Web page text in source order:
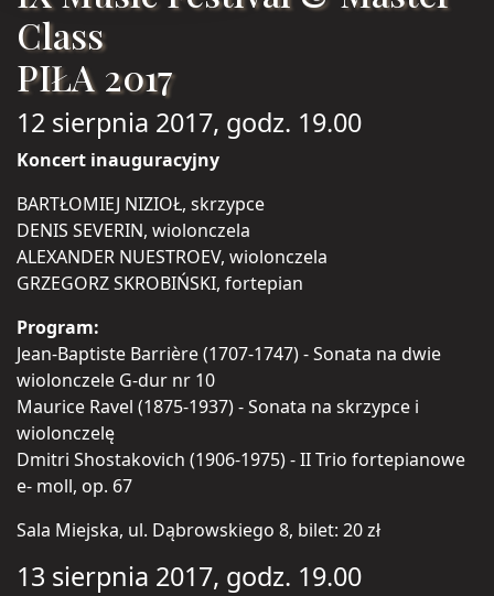
Class
PIŁA 2017
12 sierpnia 2017, godz. 19.00
Koncert inauguracyjny
BARTŁOMIEJ NIZIOŁ, skrzypce
DENIS SEVERIN, wiolonczela
ALEXANDER NUESTROEV, wiolonczela
GRZEGORZ SKROBIŃSKI, fortepian
Program:
Jean-Baptiste Barrière (1707-1747) - Sonata na dwie
wiolonczele G-dur nr 10
Maurice Ravel (1875-1937) - Sonata na skrzypce i
wiolonczelę
Dmitri Shostakovich (1906-1975) - II Trio fortepianowe
e- moll, op. 67
Sala Miejska, ul. Dąbrowskiego 8, bilet: 20 zł
13 sierpnia 2017, godz. 19.00